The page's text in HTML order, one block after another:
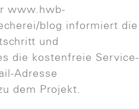
www.hwb-
blog informiert die
und
die kostenfreie Service-
Adresse
dem Projekt.